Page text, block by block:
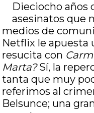
Dieciocho años
asesinatos que
medios de
Netflix le apuesta
resucita con
Marta?Sí, la
tanta que muy
referimos al
Belsunce; una